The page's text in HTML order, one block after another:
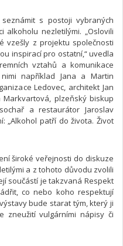
s postoji vybraných
alkoholu nezletilými. „Oslovili
vzešly z projektu společnosti
inspirací pro ostatní,“ uvedla
vztahů a komunikace
například Jana a Martin
Ledovec, architekt Jan
Markvartová, plzeňský biskup
a restaurátor Jaroslav
„Alkohol patří do života. Život
široké veřejnosti do diskuze
a z tohoto důvodu zvolili
součástí je takzvaná Respekt
co nebo koho respektují
bude starat tým, který ji
zneužití vulgárními nápisy či